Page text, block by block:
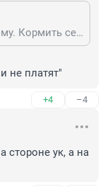
Ну, затем, чтобы жить, по-видимому. Кормить семьи и платить по счетам. Значит, до последнего верили, что заплатят
не платят"
+4 –4
стороне ук, а на